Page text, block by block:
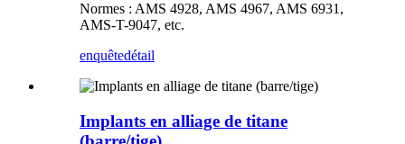
Normes : AMS 4928, AMS 4967, AMS 6931,
AMS-T-9047, etc.
enquêtedétail
Implants en alliage de titane